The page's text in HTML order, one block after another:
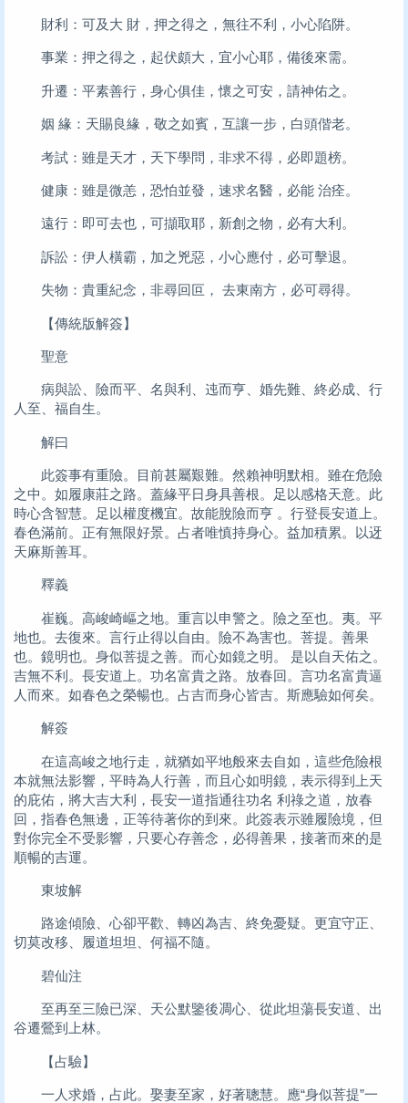
財利：可及大 財，押之得之，無往不利，小心陷阱。
事業：押之得之，起伏頗大，宜小心耶，備後來需。
升遷：平素善行，身心俱佳，懷之可安，請神佑之。
姻 緣：天賜良緣，敬之如賓，互讓一步，白頭偕老。
考試：雖是天才，天下學問，非求不得，必即題榜。
健康：雖是微恙，恐怕並發，速求名醫，必能 治痊。
遠行：即可去也，可擷取耶，新創之物，必有大利。
訴訟：伊人橫霸，加之兇惡，小心應付，必可擊退。
失物：貴重紀念，非尋回叵， 去東南方，必可尋得。
【傳統版解簽】
聖意
病與訟、險而平、名與利、迍而亨、婚先難、終必成、行
人至、福自生。
解曰
此簽事有重險。目前甚屬艱難。然賴神明默相。雖在危險
之中。如履康莊之路。蓋緣平日身具善根。足以感格天意。此
時心含智慧。足以權度機宜。故能脫險而亨 。行登長安道上。
春色滿前。正有無限好景。占者唯慎持身心。益加積累。以迓
天麻斯善耳。
釋義
崔巍。高峻崎嶇之地。重言以申警之。險之至也。夷。平
地也。去復來。言行止得以自由。險不為害也。菩提。善果
也。鏡明也。身似菩提之善。而心如鏡之明。 是以自天佑之。
吉無不利。長安道上。功名富貴之路。放春回。言功名富貴逼
人而來。如春色之榮暢也。占吉而身心皆吉。斯應驗如何矣。
解簽
在這高峻之地行走，就猶如平地般來去自如，這些危險根
本就無法影響，平時為人行善，而且心如明鏡，表示得到上天
的庇佑，將大吉大利，長安一道指通往功名 利祿之道，放春
回，指春色無邊，正等待著你的到來。此簽表示雖履險境，但
對你完全不受影響，只要心存善念，必得善果，接著而來的是
順暢的吉運。
東坡解
路途傾險、心卻平歡、轉凶為吉、終免憂疑。更宜守正、
切莫改移、履道坦坦、何福不隨。
碧仙注
至再至三險已深、天公默鑒後凋心、從此坦蕩長安道、出
谷遷鶯到上林。
【占驗】
一人求婚，占此。娶妻至家，好著聰慧。應“身似菩提”一